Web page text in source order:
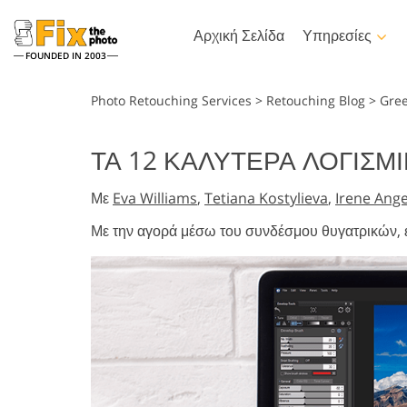
FOUNDED IN 2003
Αρχική Σελίδα Υπηρεσίες
Επεξεργασία φωτογραφιών
νοημοσύνη
Lightroom
Προεπιλογές Lightroom
Προκαθορισμένες
συλλογές LR
προσφοράς
Προεπιλογές για κινητά
Πινέλα
Επικαλύψεις
Υφές
Actions
Ολόκληρα
επικαλύψεων Ps
Photo Retouching Services > Retouching Blog >
ΤΑ 12 ΚΑΛΎΤΕΡΑ
Με Eva Williams, Tetiana Kostylieva, Irene
Με την αγορά μέσω του συνδέσμου θυγατρικών,